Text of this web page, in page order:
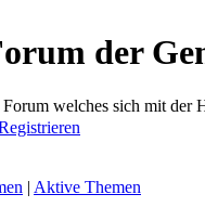
der
welches sich mit der
| Aktive Themen